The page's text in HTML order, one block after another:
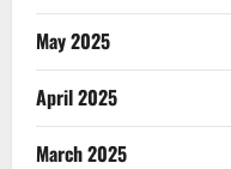
May 2025
April 2025
March 2025